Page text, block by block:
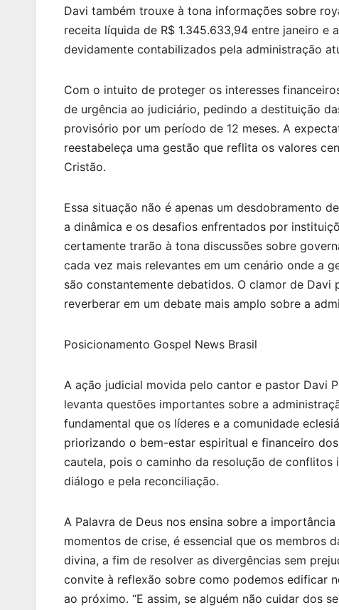
Davi também trouxe à tona informações sobre
receita líquida de R$ 1.345.633,94 entre janeiro
devidamente contabilizados pela administração
Com o intuito de proteger os interesses
de urgência ao judiciário, pedindo a destituição
provisório por um período de 12 meses. A
reestabeleça uma gestão que reflita os valores
Cristão.
Essa situação não é apenas um desdobramento
a dinâmica e os desafios enfrentados por
certamente trarão à tona discussões sobre
cada vez mais relevantes em um cenário onde a
são constantemente debatidos. O clamor de
reverberar em um debate mais amplo sobre a
Posicionamento Gospel News Brasil
A ação judicial movida pelo cantor e pastor Davi
levanta questões importantes sobre a
fundamental que os líderes e a comunidade
priorizando o bem-estar espiritual e financeiro
cautela, pois o caminho da resolução de
diálogo e pela reconciliação.
A Palavra de Deus nos ensina sobre a
momentos de crise, é essencial que os membros
divina, a fim de resolver as divergências sem
convite à reflexão sobre como podemos edificar
ao próximo. “E assim, se alguém não cuidar dos